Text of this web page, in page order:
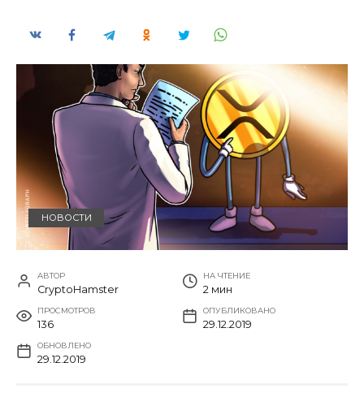
НОВОСТИ
АВТОР
CryptoHamster
НА ЧТЕНИЕ
2 мин
ПРОСМОТРОВ
136
ОПУБЛИКОВАНО
29.12.2019
ОБНОВЛЕНО
29.12.2019